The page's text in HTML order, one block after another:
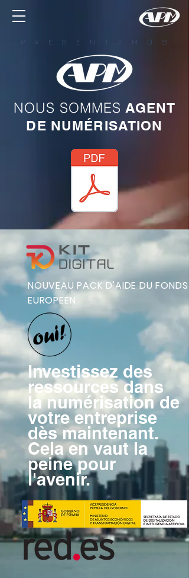
P R E S E N T A M O S
NOUS SOMMES AGENT
DE NUMÉRISATION
NOUVEAU PACK D'AIDE DU FONDS
EUROPEEN
Investissez des
ressources dans
la numérisation de
votre entreprise
dès maintenant.
Cela en vaut la
peine pour
l'avenir.